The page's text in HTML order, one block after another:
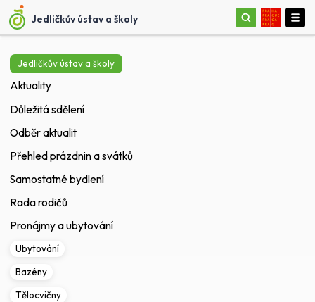
Jedličkův ústav a školy
Jedličkův ústav a školy
Aktuality
Důležitá sdělení
Odběr aktualit
Přehled prázdnin a svátků
Samostatné bydlení
Rada rodičů
Pronájmy a ubytování
Ubytování
Bazény
Tělocvičny